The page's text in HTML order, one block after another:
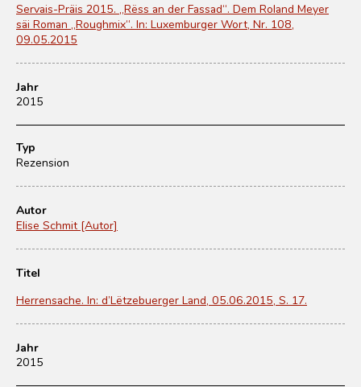
Servais-Präis 2015. „Rëss an der Fassad“. Dem Roland Meyer
säi Roman „Roughmix“. In: Luxemburger Wort, Nr. 108,
09.05.2015
Jahr
2015
Typ
Rezension
Autor
Elise Schmit [Autor]
Titel
Herrensache. In: d’Lëtzebuerger Land, 05.06.2015, S. 17.
Jahr
2015